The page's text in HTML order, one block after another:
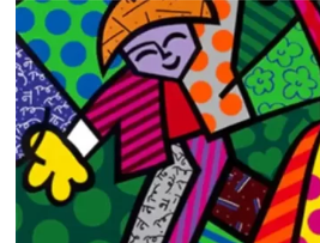
Skip to content